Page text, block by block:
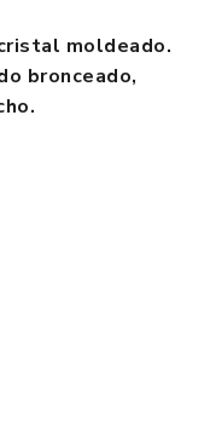
moldeado.
bronceado,